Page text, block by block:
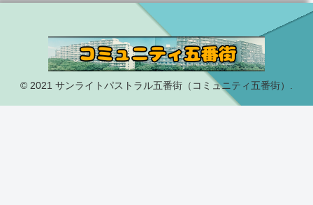
© 2021 サンライトパストラル五番街（コミュニティ五番街）.